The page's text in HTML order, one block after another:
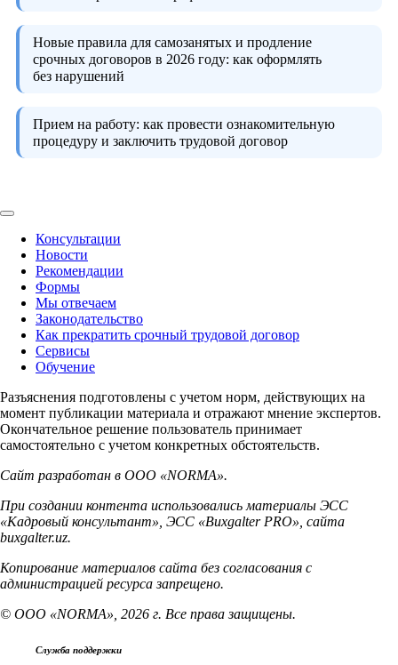
Новые правила для самозанятых и продление
срочных договоров в 2026 году: как оформлять
без нарушений
Прием на работу: как провести ознакомительную
процедуру и заключить трудовой договор
Консультации
Новости
Рекомендации
Формы
Мы отвечаем
Законодательство
Как прекратить срочный трудовой договор
Сервисы
Обучение
Разъяснения подготовлены с учетом норм, действующих на
момент публикации материала и отражают мнение экспертов.
Окончательное решение пользователь принимает
самостоятельно с учетом конкретных обстоятельств.
Сайт разработан в ООО «NORMA».
При создании контента использовались материалы ЭСС
«Кадровый консультант», ЭСС «Buxgalter PRO», сайта
buxgalter.uz.
Копирование материалов сайта без согласования с
администрацией ресурса запрещено.
© ООО «NORMA», 2026 г. Все права защищены.
Служба поддержки